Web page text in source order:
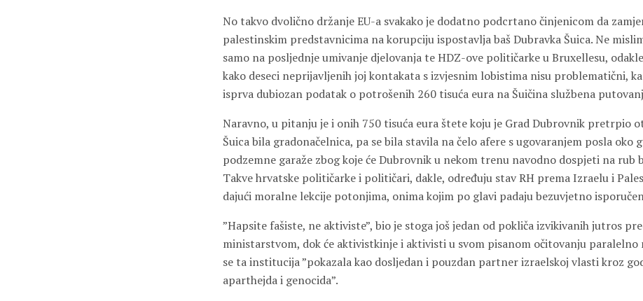
No takvo dvolično držanje EU-a svakako je dodatno podcrtano činjenicom da
palestinskim predstavnicima na korupciju ispostavlja baš Dubravka Šuica. Ne
samo na posljednje umivanje djelovanja te HDZ-ove političarke u Bruxellesu,
kako deseci neprijavljenih joj kontakata s izvjesnim lobistima nisu problematični,
isprva dubiozan podatak o potrošenih 260 tisuća eura na Šuičina službena
Naravno, u pitanju je i onih 750 tisuća eura štete koju je Grad Dubrovnik pretrpio
Šuica bila gradonačelnica, pa se bila stavila na čelo afere s ugovaranjem posla oko
podzemne garaže zbog koje će Dubrovnik u nekom trenu navodno dospjeti na rub
Takve hrvatske političarke i političari, dakle, određuju stav RH prema Izraelu i
dajući moralne lekcije potonjima, onima kojim po glavi padaju bezuvjetno
”Hapsite fašiste, ne aktiviste”, bio je stoga još jedan od pokliča izvikivanih jutros
ministarstvom, dok će aktivistkinje i aktivisti u svom pisanom očitovanju paralelno
se ta institucija ”pokazala kao dosljedan i pouzdan partner izraelskoj vlasti kroz
aparthejda i genocida”.